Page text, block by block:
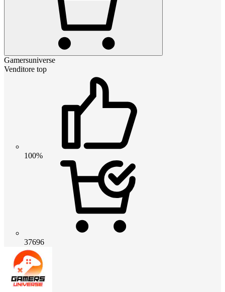
Gamersuniverse
Venditore top
100%
37696